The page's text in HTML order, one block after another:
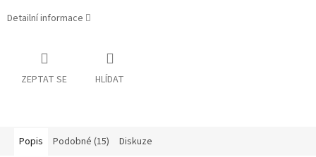
Detailní informace
ZEPTAT SE HLÍDAT
Popis Podobné (15) Diskuze